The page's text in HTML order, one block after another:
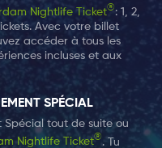
le charme de
pour les
estivale avec
orteils et un cadre
es en ville.
: Satisfais tes envies
Nightlife Ticket®: 1, 2,
Avec votre billet
accéder à tous les
incluses et aux
SPÉCIAL
Spécial tout de suite ou
Nightlife Ticket®. Tu